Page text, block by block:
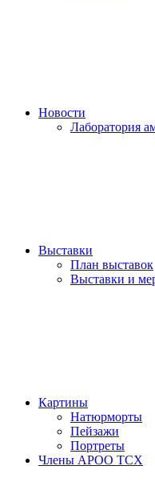
Новости
Лаборатория
Выставки
План выставок
Выставки и
Картины
Натюрморты
Пейзажи
Портреты
Члены АРОО ТСХ